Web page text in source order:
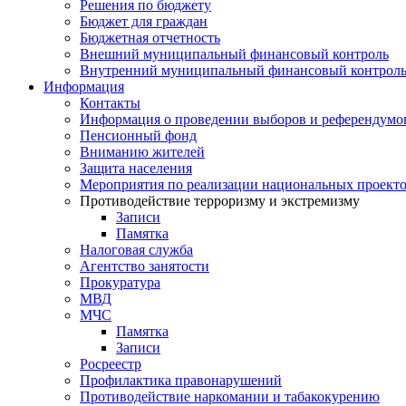
Решения по бюджету
Бюджет для граждан
Бюджетная отчетность
Внешний муниципальный финансовый контроль
Внутренний муниципальный финансовый контроль
Информация
Контакты
Информация о проведении выборов и
Пенсионный фонд
Вниманию жителей
Защита населения
Мероприятия по реализации национальных
Противодействие терроризму и экстремизму
Записи
Памятка
Налоговая служба
Агентство занятости
Прокуратура
МВД
МЧС
Памятка
Записи
Росреестр
Профилактика правонарушений
Противодействие наркомании и табакокурению